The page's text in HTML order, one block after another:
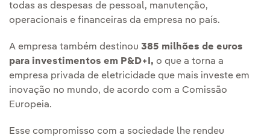
todas as despesas de pessoal, manutenção,
operacionais e financeiras da empresa no país.
A empresa também destinou 385 milhões de euros
para investimentos em P&D+I, o que a torna a
empresa privada de eletricidade que mais investe em
inovação no mundo, de acordo com a Comissão
Europeia.
Esse compromisso com a sociedade lhe rendeu